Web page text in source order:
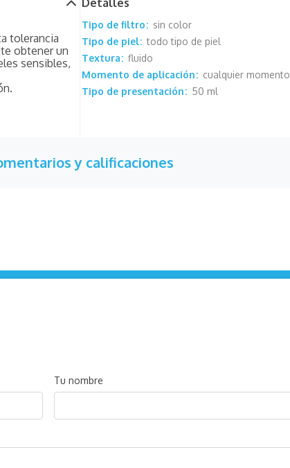
tolerancia
obtener un
sensibles,
Detalles
Tipo de filtro
sin color
Tipo de piel
todo tipo de piel
Textura
fluido
Momento de aplicación
cualquier momento
Tipo de presentación
50 ml
y calificaciones
Tu nombre